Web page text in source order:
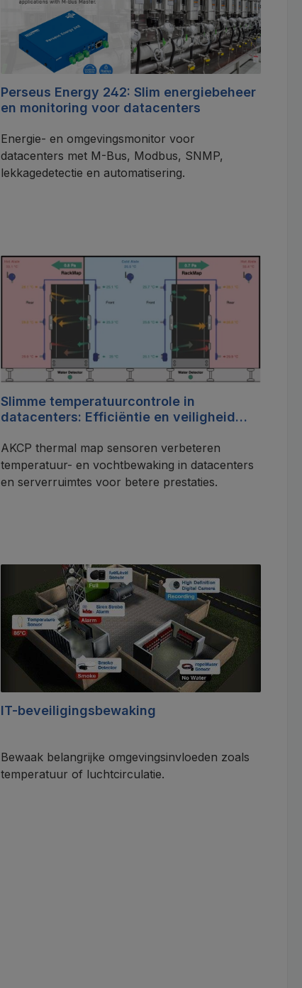
Perseus Energy 242: Slim energiebeheer
en monitoring voor datacenters
Energie- en omgevingsmonitor voor
datacenters met M-Bus, Modbus, SNMP,
lekkagedetectie en automatisering.
Slimme temperatuurcontrole in
datacenters: Efficiëntie en veiligheid
sensortechnologie
AKCP thermal map sensoren verbeteren
temperatuur- en vochtbewaking in datacenters
en serverruimtes voor betere prestaties.
IT-beveiligingsbewaking
Bewaak belangrijke omgevingsinvloeden zoals
temperatuur of luchtcirculatie.